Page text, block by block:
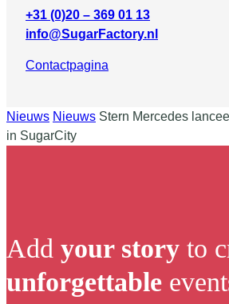
+31 (0)20 – 369 01 13
info@SugarFactory.nl
Contactpagina
Nieuws Nieuws Stern Mercedes
in SugarCity
Add your story to
unforgettable